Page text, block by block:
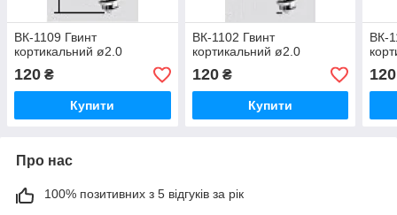
ВК-1109 Гвинт
кортикальний ø2.0
120 ₴
Купити
ВК-1102 Гвинт
кортикальний ø2.0
120₴
Купити
ВК-
120
Про нас
100% позитивних з 5 відгуків за рік